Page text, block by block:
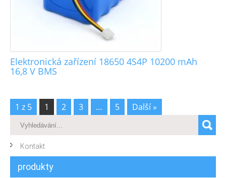
Elektronická zařízení 18650 4S4P 10200 mAh
16,8 V BMS
1 z 5 1 2 3 … 5 Další »
Kontakt
produkty